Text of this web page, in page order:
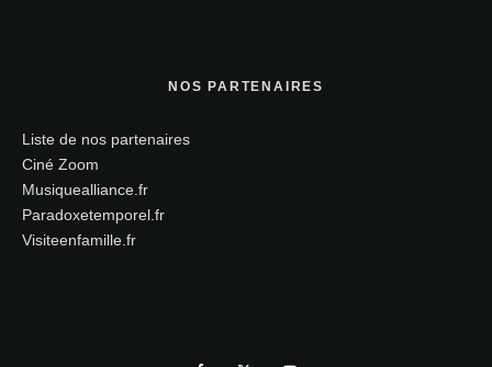
NOS PARTENAIRES
Liste de nos partenaires
Ciné Zoom
Musiquealliance.fr
Paradoxetemporel.fr
Visiteenfamille.fr